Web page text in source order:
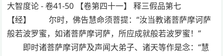
大智度论 - 卷41-50 【卷第四十一】 释三假品第七
【经】 尔时，佛告慧命须菩提：“汝当教诸菩萨摩诃萨
般若波罗蜜，如诸菩萨摩诃萨，所应成就般若波罗蜜！”
即时诸菩萨摩诃萨及声闻大弟子、诸天等作是念：“慧